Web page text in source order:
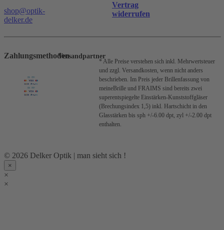
shop@optik-
delker.de
Vertrag
widerrufen
ZahlungsmethodenVersandpartner
* Alle Preise verstehen sich inkl. Mehrwertsteuer
und zzgl. Versandkosten, wenn nicht anders
beschrieben. Im Preis jeder Brillenfassung von
meineBrille und FRAIMS sind bereits zwei
superentspiegelte Einstärken-Kunststoffgläser
(Brechungsindex 1,5) inkl. Hartschicht in den
Glasstärken bis sph +/-6.00 dpt, zyl +/-2.00 dpt
enthalten.
© 2026 Delker Optik | man sieht sich !
×
×
×